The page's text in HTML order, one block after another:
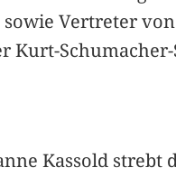
Vertreter
Kurt-Schumacher-
Kassold strebt